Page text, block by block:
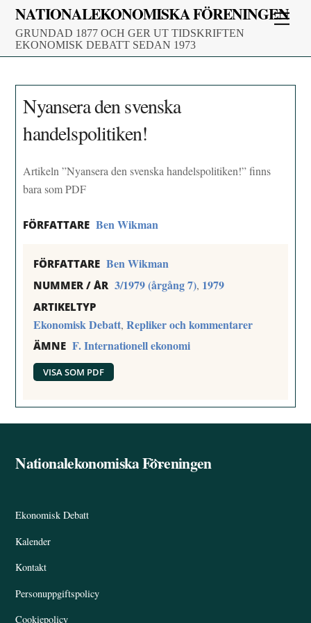
Skip
content
NATIONALEKONOMISKA FÖRENINGEN
GRUNDAD 1877 OCH GER UT TIDSKRIFTEN
EKONOMISK DEBATT SEDAN 1973
Nyansera den svenska
handelspolitiken!
Artikeln ”Nyansera den svenska handelspolitiken!” finns
bara som PDF
FÖRFATTARE Ben Wikman
FÖRFATTARE Ben Wikman
NUMMER / ÅR 3/1979 (årgång 7), 1979
ARTIKELTYP
Ekonomisk Debatt,Repliker och kommentarer
ÄMNE F. Internationell ekonomi
VISA SOM PDF
Back
Nationalekonomiska Föreningen
Ekonomisk Debatt
Kalender
Kontakt
Personuppgiftspolicy
Cookiepolicy